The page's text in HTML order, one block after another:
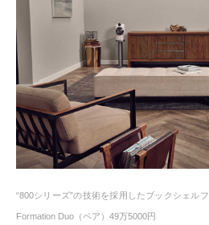
“800シリーズ”の技術を採用したブックシェル
Formation Duo（ペア）49万5000円